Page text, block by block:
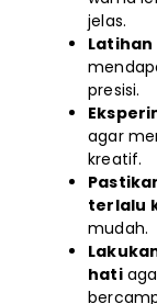
jelas.
presisi.
agar
kreatif.
terlalu
mudah.
hati